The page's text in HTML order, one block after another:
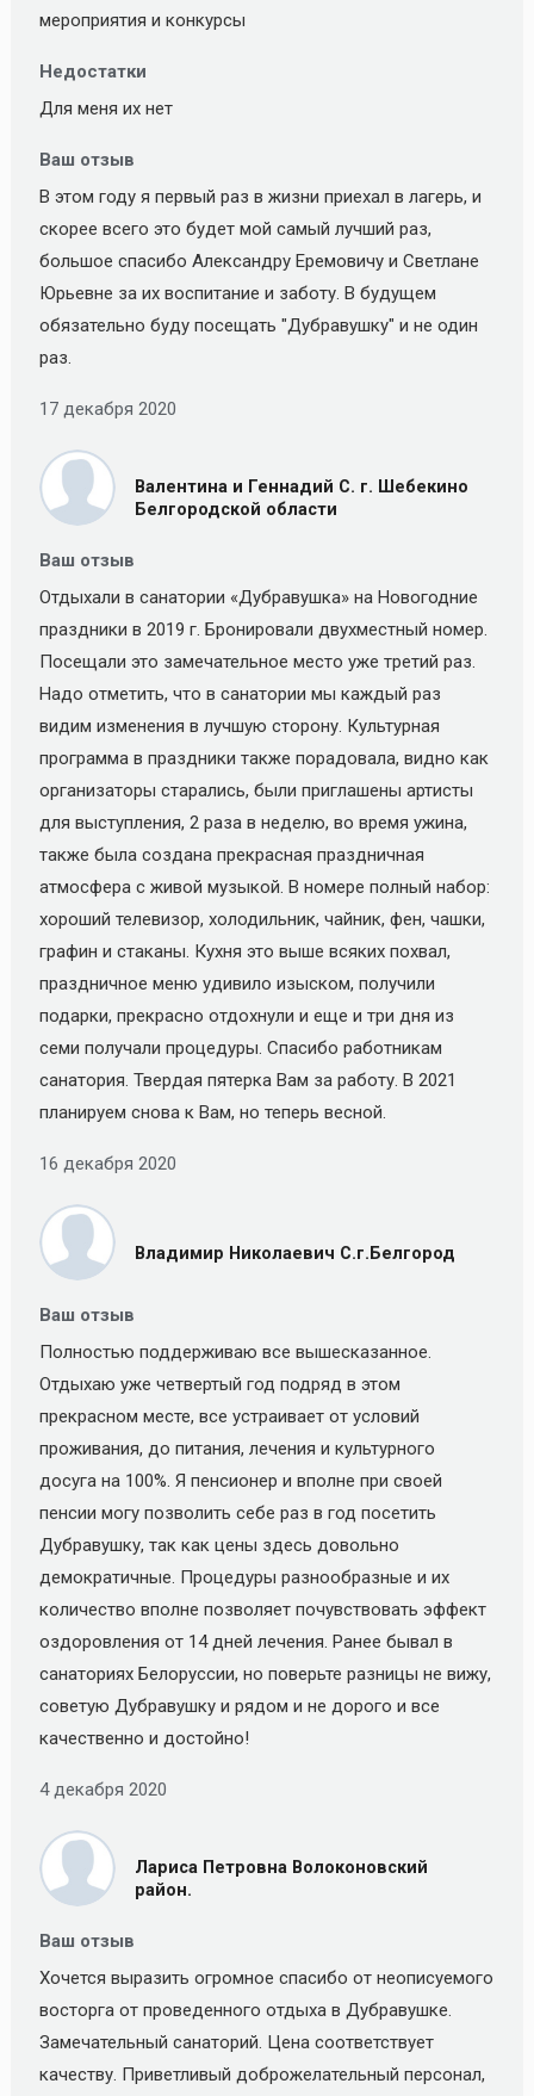
мероприятия и конкурсы
Недостатки
Для меня их нет
Ваш отзыв
В этом году я первый раз в жизни приехал в лагерь, и
скорее всего это будет мой самый лучший раз,
большое спасибо Александру Еремовичу и Светлане
Юрьевне за их воспитание и заботу. В будущем
обязательно буду посещать "Дубравушку" и не один
раз.
17 декабря 2020
Валентина и Геннадий С. г. Шебекино
Белгородской области
Ваш отзыв
Отдыхали в санатории «Дубравушка» на Новогодние
праздники в 2019 г. Бронировали двухместный номер.
Посещали это замечательное место уже третий раз.
Надо отметить, что в санатории мы каждый раз
видим изменения в лучшую сторону. Культурная
программа в праздники также порадовала, видно как
организаторы старались, были приглашены артисты
для выступления, 2 раза в неделю, во время ужина,
также была создана прекрасная праздничная
атмосфера с живой музыкой. В номере полный набор:
хороший телевизор, холодильник, чайник, фен, чашки,
графин и стаканы. Кухня это выше всяких похвал,
праздничное меню удивило изыском, получили
подарки, прекрасно отдохнули и еще и три дня из
семи получали процедуры. Спасибо работникам
санатория. Твердая пятерка Вам за работу. В 2021
планируем снова к Вам, но теперь весной.
16 декабря 2020
Владимир Николаевич С.г.Белгород
Ваш отзыв
Полностью поддерживаю все вышесказанное.
Отдыхаю уже четвертый год подряд в этом
прекрасном месте, все устраивает от условий
проживания, до питания, лечения и культурного
досуга на 100%. Я пенсионер и вполне при своей
пенсии могу позволить себе раз в год посетить
Дубравушку, так как цены здесь довольно
демократичные. Процедуры разнообразные и их
количество вполне позволяет почувствовать эффект
оздоровления от 14 дней лечения. Ранее бывал в
санаториях Белоруссии, но поверьте разницы не вижу,
советую Дубравушку и рядом и не дорого и все
качественно и достойно!
4 декабря 2020
Лариса Петровна Волоконовский
район.
Ваш отзыв
Хочется выразить огромное спасибо от неописуемого
восторга от проведенного отдыха в Дубравушке.
Замечательный санаторий. Цена соответствует
качеству. Приветливый доброжелательный персонал,